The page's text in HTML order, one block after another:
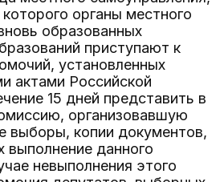
органы местного
образованных
приступают к
установленных
актами Российской
15 дней представить в
организовавшую
выборы, копии документов,
данного
невыполнения этого